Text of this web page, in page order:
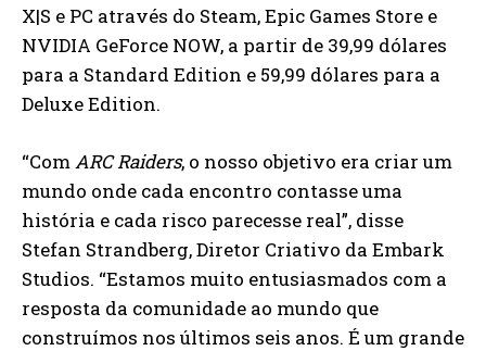
X|S e PC através do Steam, Epic Games Store e
NVIDIA GeForce NOW, a partir de 39,99 dólares
para a Standard Edition e 59,99 dólares para a
Deluxe Edition.
“ComARC Raiders, o nosso objetivo era criar um
mundo onde cada encontro contasse uma
história e cada risco parecesse real”, disse
Stefan Strandberg, Diretor Criativo da Embark
Studios. “Estamos muito entusiasmados com a
resposta da comunidade ao mundo que
construímos nos últimos seis anos. É um grande